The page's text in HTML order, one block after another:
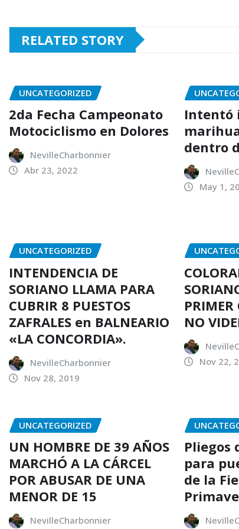
RELATED STORY
UNCATEGORIZED
2da Fecha Campeonato
Motociclismo en Dolores
NevilleCharbonnier
Abr 23, 2022
Intentó
dentro
May 1,
UNCATEGORIZED
INTENDENCIA DE
SORIANO LLAMA PARA
CUBRIR 8 PUESTOS
ZAFRALES en BALNEARIO
«LA CONCORDIA».
NevilleCharbonnier
Nov 28, 2019
NO
Nov 22,
UNCATEGORIZED
UN HOMBRE DE 39 AÑOS
MARCHÓ A LA CÁRCEL
POR ABUSAR DE UNA
MENOR DE 15
NevilleCharbonnier
Pliegos
para
de la